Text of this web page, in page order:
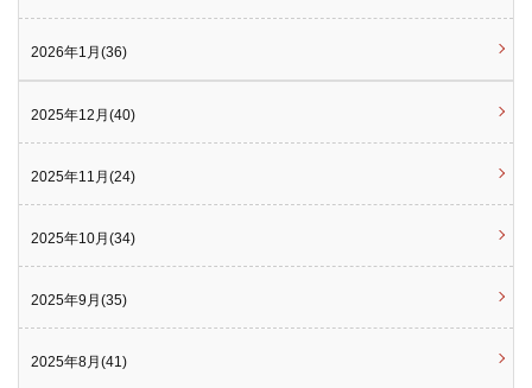
2026年1月(36)
2025年12月(40)
2025年11月(24)
2025年10月(34)
2025年9月(35)
2025年8月(41)